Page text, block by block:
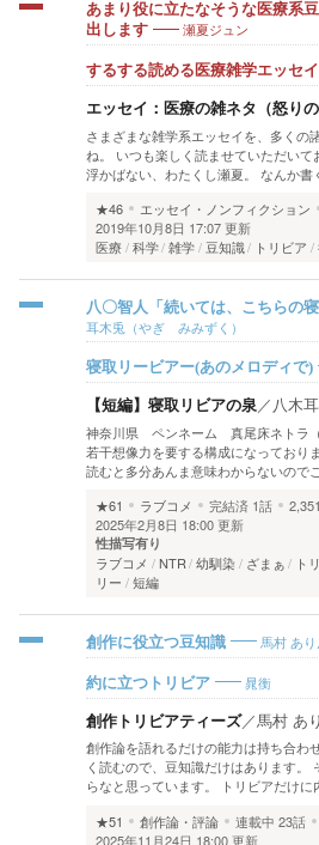
あまり役に立たなそうな医療系
出します
瀬夏ジュン
するする読める医療雑学エッセイ
エッセイ：医療の雑ネタ（怒りの
さまざまな雑学系エッセイを、多くの
ね。 いつも楽しく読ませていただいて
浮かばない、わたくし瀬夏。 なんか
★46
エッセイ・ノンフィクション
2019年10月8日 17:07 更新
医療 科学 雑学 豆知識 トリビア
八〇智人「続いては、こちらの
耳木兎（やぎ みみずく）
寝取リービアー(あのメロディで)
【短編】寝取リビアの泉／八木
神奈川県 ペンネーム 真尾床ネトラ
若干想像力を要する構成になっており
読むと多分あんま意味わからないので
★61
ラブコメ 完結済 1話
2025年2月8日 18:00 更新
性描写有り
ラブコメ NTR 幼馴染 ざまぁ ト
リー
短編
創作に役立つ豆知識 馬村 あり
約に立つトリビア 晁衡
創作トリビアティーズ／馬村 あ
創作論を語れるだけの能力は持ち合わ
く読むので、豆知識だけはあります。
らなと思っています。 トリビアだけ
★51
創作論・評論 連載中 23話
2025年11月24日 18:00 更新